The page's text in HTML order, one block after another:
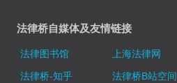
法律桥自媒体及友情链接
法律图书馆 上海法律网
法律桥-知乎
法律桥B站空间